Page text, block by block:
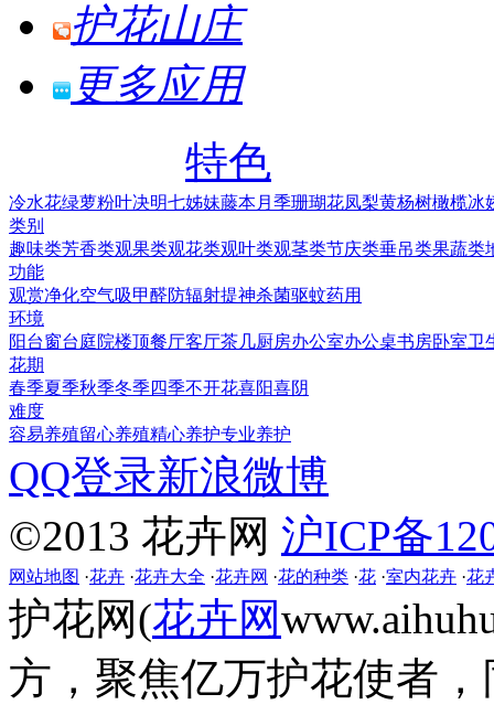
护花山庄
更多应用
特色
冷水花绿萝粉叶决明七姊妹藤本月季珊瑚花凤梨黄杨树橄榄冰
类别
趣味类芳香类观果类观花类观叶类观茎类节庆类垂吊类果蔬类
功能
观赏净化空气吸甲醛防辐射提神杀菌驱蚊药用
环境
阳台窗台庭院楼顶餐厅客厅茶几厨房办公室办公桌书房卧室卫
花期
春季夏季秋季冬季四季不开花喜阳喜阴
难度
容易养殖留心养殖精心养护专业养护
QQ登录新浪微博
©2013 花卉网 沪ICP备
网站地图 ·花卉 ·花卉大全 ·花卉网 ·花的种类 ·花 ·室内花卉 ·花
护花网(花卉网
方，聚焦亿万护花使者